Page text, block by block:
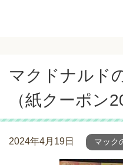
マクドナルド
（紙クーポン
2024年4月19日 マック